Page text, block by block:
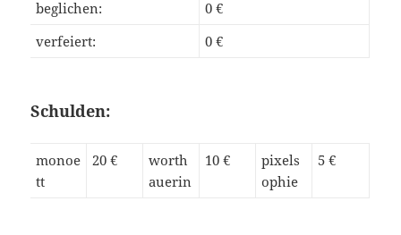
beglichen:
0 €
verfeiert:
0 €
Schulden:
monoe
tt
20 €
worth
auerin
10 €
pixels
ophie
5 €